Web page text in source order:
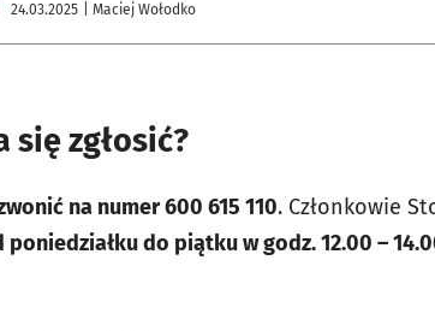
24.03.2025 | Maciej Wołodko
się zgłosić?
na numer 600 615 110. Członkowie
poniedziałku do piątku w godz. 12.00 –